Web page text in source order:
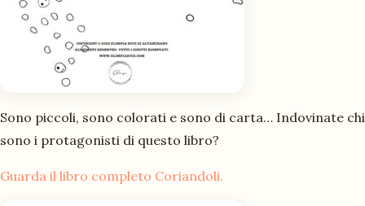
Sono piccoli, sono colorati e sono di carta… Indovinate chi
sono i protagonisti di questo libro?
Guarda il libro completo Coriandoli.